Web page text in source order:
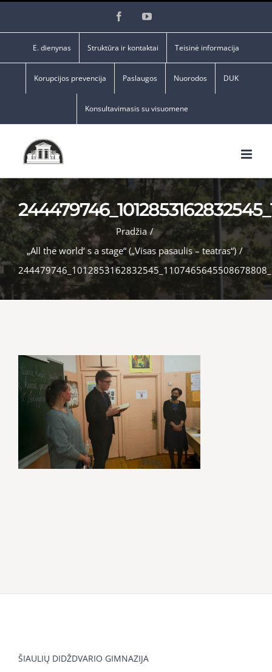
FacebookYouTube
E. dienynas Struktūra ir kontaktai Teisinė informacija
Korupcijos prevencija Paslaugos Nuorodos DUK
Konsultavimasis su visuomene
Pradžia /
„All the world‘ s a stage“ („Visas pasaulis – teatras“) /
ŠIAULIŲ DIDŽDVARIO GIMNAZIJA